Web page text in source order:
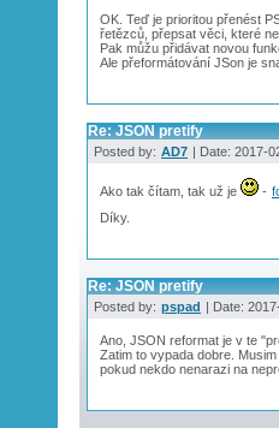
OK. Teď je prioritou přenést
řetězců, přepsat věci, které
Pak můžu přidávat novou
Ale přeformátování JSon je
Re: JSON pretify
Posted by: AD7 | Date: 2017-
Ako tak čítam, tak už je -
Díky.
Re: JSON pretify
Posted by: pspad | Date:
Ano, JSON reformat je v te
Zatim to vypada dobre.
pokud nekdo nenarazi na